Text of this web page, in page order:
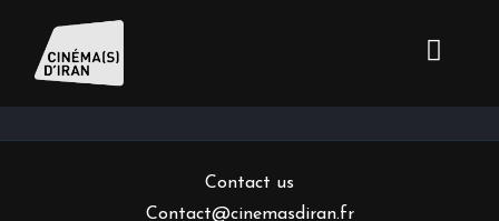
Inscrivez-vous à notre newsletter
Contact us
Contact@cinemasdiran.fr